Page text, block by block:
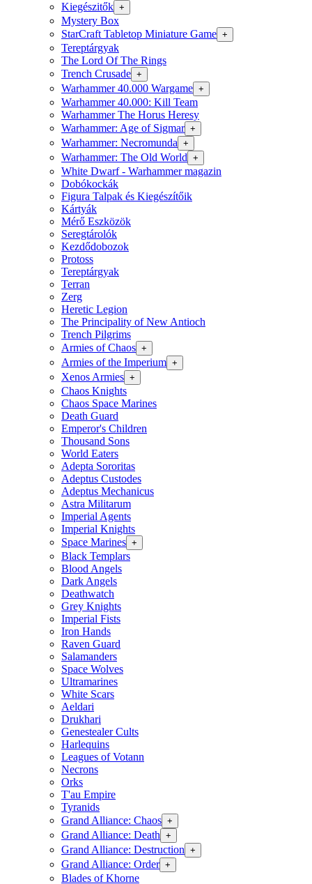
Kiegészitők +
Mystery Box
StarCraft Tabletop Miniature Game +
Tereptárgyak
The Lord Of The Rings
Trench Crusade +
Warhammer 40.000 Wargame +
Warhammer 40.000: Kill Team
Warhammer The Horus Heresy
Warhammer: Age of Sigmar +
Warhammer: Necromunda +
Warhammer: The Old World +
White Dwarf - Warhammer magazin
Dobókockák
Figura Talpak és Kiegészítőik
Kártyák
Mérő Eszközök
Seregtárolók
Kezdődobozok
Protoss
Tereptárgyak
Terran
Zerg
Heretic Legion
The Principality of New Antioch
Trench Pilgrims
Armies of Chaos +
Armies of the Imperium +
Xenos Armies +
Chaos Knights
Chaos Space Marines
Death Guard
Emperor's Children
Thousand Sons
World Eaters
Adepta Sororitas
Adeptus Custodes
Adeptus Mechanicus
Astra Militarum
Imperial Agents
Imperial Knights
Space Marines +
Black Templars
Blood Angels
Dark Angels
Deathwatch
Grey Knights
Imperial Fists
Iron Hands
Raven Guard
Salamanders
Space Wolves
Ultramarines
White Scars
Aeldari
Drukhari
Genestealer Cults
Harlequins
Leagues of Votann
Necrons
Orks
T'au Empire
Tyranids
Grand Alliance: Chaos +
Grand Alliance: Death +
Grand Alliance: Destruction +
Grand Alliance: Order +
Blades of Khorne